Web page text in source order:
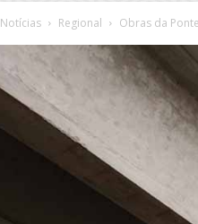
Notícias Regional Obras da